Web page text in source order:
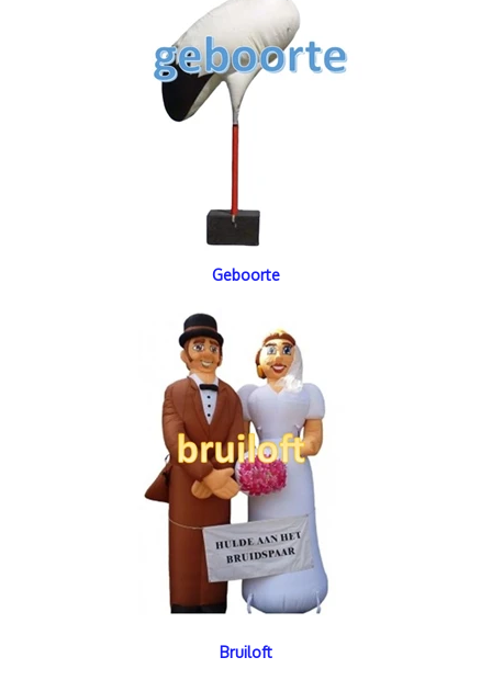
Geboorte
Bruiloft